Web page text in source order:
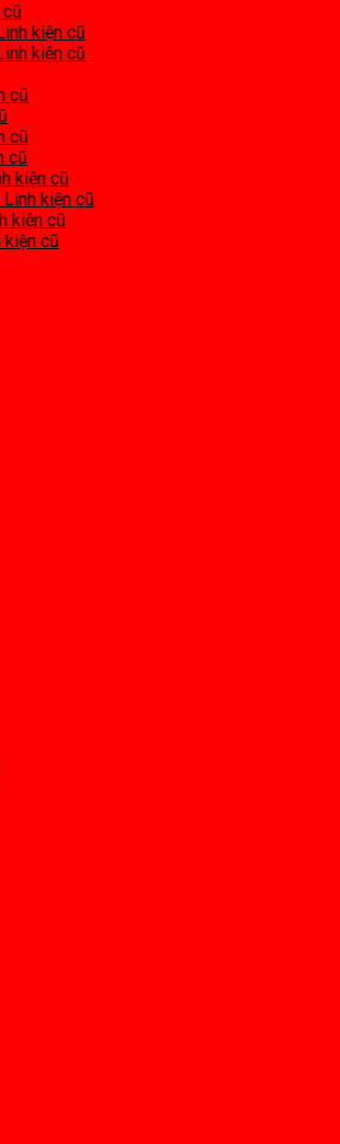
cũ
kiện cũ
kiện cũ
cũ
cũ
cũ
kiện cũ
kiện cũ
kiện cũ
kiện cũ